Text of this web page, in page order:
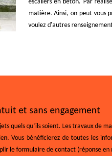
escaliers en béton. Par
matière. Ainsi, on peut vous
voulez d'autres
et sans engagement
quels qu’ils soient. Les travaux de
Vous bénéficierez de toutes les
le formulaire de contact (réponse